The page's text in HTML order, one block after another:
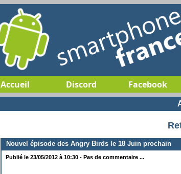
Accueil Discord Facebook
Nouvel épisode des Angry Birds le 18 Juin prochain
Publié le 23/05/2012 à 10:30 - Pas de commentaire ...